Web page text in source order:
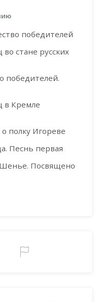
победителей
стане русских
победителей.
в Кремле
полку Игореве
Песнь первая
Посвящено